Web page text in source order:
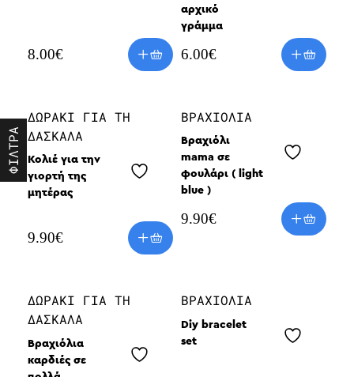
8.00€
αρχικό
γράμμα
6.00€
ΔΩΡΆΚΙ ΓΙΑ ΤΗ
ΔΑΣΚΆΛΑ
Κολιέ για την
γιορτή της
μητέρας
9.90€
ΒΡΑΧΙΌΛΙΑ
Βραχιόλι
mama σε
φουλάρι ( light
blue )
9.90€
ΔΩΡΆΚΙ ΓΙΑ ΤΗ
ΔΑΣΚΆΛΑ
Βραχιόλια
καρδιές σε
ΒΡΑΧΙΌΛΙΑ
Diy bracelet
set
ΦΙΛΤΡΑ